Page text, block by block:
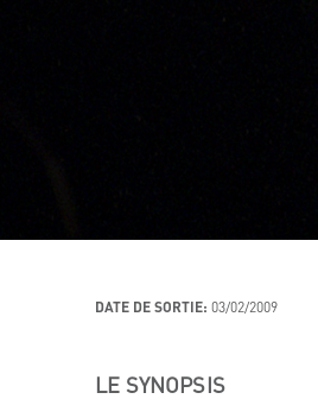
DATE DE SORTIE: 03/02/2009
LE SYNOPSIS